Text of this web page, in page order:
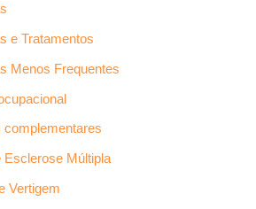
e Tratamentos
Menos Frequentes
complementares
Esclerose Múltipla
Vertigem